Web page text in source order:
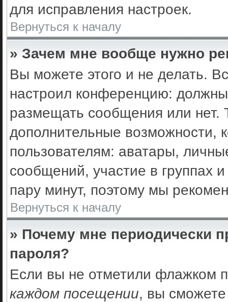
для исправления настроек.
Вернуться к началу
» Зачем мне вообще нужно
Вы можете этого и не делать.
настроил конференцию:
размещать сообщения или нет.
дополнительные возможности,
пользователям: аватары,
сообщений, участие в группах
пару минут, поэтому мы
Вернуться к началу
» Почему мне периодически
пароля?
Если вы не отметили флажком
каждом посещении, вы